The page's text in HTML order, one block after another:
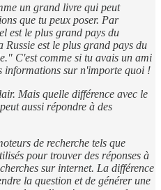
un grand livre qui peut
que tu peux poser. Par
est le plus grand pays du
est le plus grand pays du
C'est comme si tu avais un ami
informations sur n'importe quoi !
Mais quelle différence avec le
aussi répondre à des
de recherche tels que
pour trouver des réponses à
sur internet. La différence
la question et de générer une